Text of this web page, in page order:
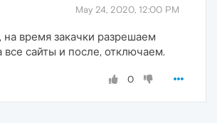
May 24, 2020, 12:00 PM
на время закачки разрешаем
все сайты и после, отключаем.
0